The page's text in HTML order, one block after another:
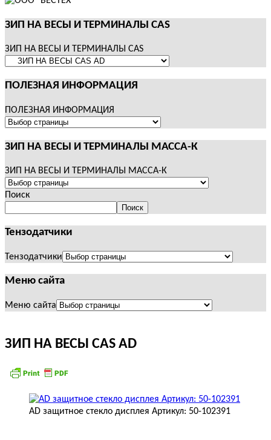
ЗИП НА ВЕСЫ И ТЕРМИНАЛЫ CAS
ЗИП НА ВЕСЫ И ТЕРМИНАЛЫ CAS
ПОЛЕЗНАЯ ИНФОРМАЦИЯ
ПОЛЕЗНАЯ ИНФОРМАЦИЯ
ЗИП НА ВЕСЫ И ТЕРМИНАЛЫ МАССА-К
ЗИП НА ВЕСЫ И ТЕРМИНАЛЫ МАССА-К
Поиск
Поиск
Тензодатчики
Тензодатчики
Меню сайта
Меню сайта
ЗИП НА ВЕСЫ CAS AD
AD защитное стекло дисплея Артикул: 50-102391